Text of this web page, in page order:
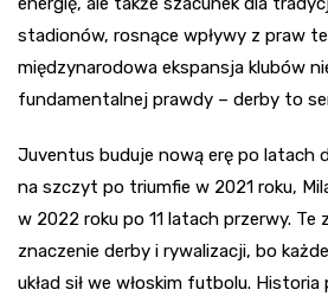
stadionów, rosnące wpływy z praw
międzynarodowa ekspansja klubów
fundamentalnej prawdy – derby to
Juventus buduje nową erę po latach
na szczyt po triumfie w 2021 roku,
w 2022 roku po 11 latach przerwy.
znaczenie derby i rywalizacji, bo
układ sił we włoskim futbolu. Historia